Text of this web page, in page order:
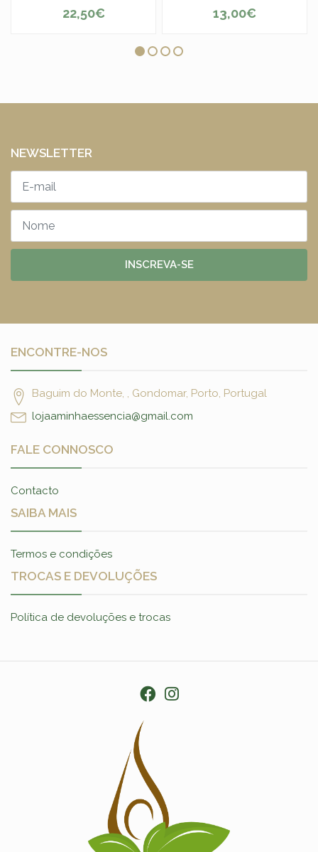
22,50€ 13,00€
NEWSLETTER
INSCREVA-SE
ENCONTRE-NOS
Baguim do Monte, , Gondomar, Porto, Portugal
lojaaminhaessencia@gmail.com
FALE CONNOSCO
Contacto
SAIBA MAIS
Termos e condições
TROCAS E DEVOLUÇÕES
Política de devoluções e trocas